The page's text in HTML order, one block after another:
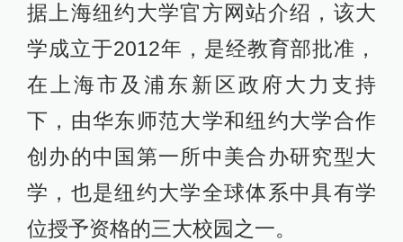
据上海纽约大学官方网站介绍，该大
学成立于2012年，是经教育部批准，
在上海市及浦东新区政府大力支持
下，由华东师范大学和纽约大学合作
创办的中国第一所中美合办研究型大
学，也是纽约大学全球体系中具有学
位授予资格的三大校园之一。